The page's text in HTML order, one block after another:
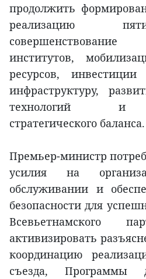
продолжить
реализацию
совершенствование
институтов,
ресурсов,
инфраструктуру,
технологий и
стратегического баланса.
Премьер-министр
усилия на
обслуживании и
безопасности для
Всевьетнамского
активизировать
координацию
съезда,